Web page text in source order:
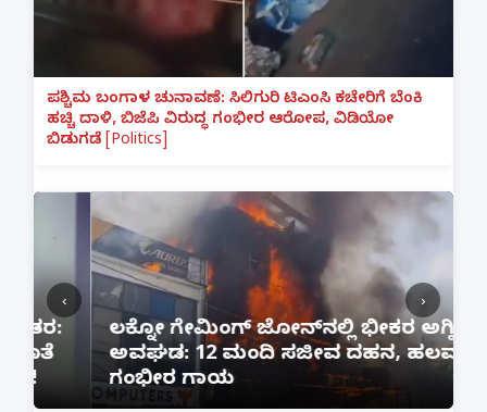
ಪಶ್ಚಿಮ ಬಂಗಾಳ ಚುನಾವಣೆ: ಸಿಲಿಗುರಿ ಟಿಎಂಸಿ ಕಚೇರಿಗೆ ಬೆಂಕಿ
ಹಚ್ಚಿ ದಾಳಿ, ಬಿಜೆಪಿ ವಿರುದ್ಧ ಗಂಭೀರ ಆರೋಪ, ವಿಡಿಯೋ
ಬಿಡುಗಡೆ [Politics]
ಲಕ್ನೋ ಗೇಮಿಂಗ್ ಜೋನ್‌ನಲ್ಲಿ ಭೀಕರ ಅಗ್ನಿ
ಅವಘಡ: 12 ಮಂದಿ ಸಜೀವ ದಹನ, ಹಲವರಿಗೆ
ಗಂಭೀರ ಗಾಯ
‹ ›